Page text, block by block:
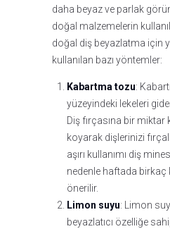
daha beyaz ve parlak
doğal malzemelerin
doğal diş beyazlatma için
kullanılan bazı yöntemler:
Kabartma tozu:
yüzeyindeki lekeleri
Diş fırçasına bir
koyarak dişlerinizi
aşırı kullanımı diş
nedenle haftada birkaç
önerilir.
Limon suyu: Limon
beyazlatıcı özelliğe